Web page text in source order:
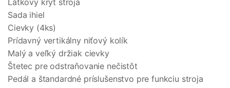
Látkový kryt stroja
Sada ihiel
Cievky (4ks)
Prídavný vertikálny niťový kolík
Malý a veľký držiak cievky
Štetec pre odstraňovanie nečistôt
Pedál a štandardné príslušenstvo pre funkciu stroja